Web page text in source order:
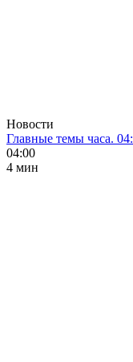
Новости
Главные темы часа.
04:00
4 мин